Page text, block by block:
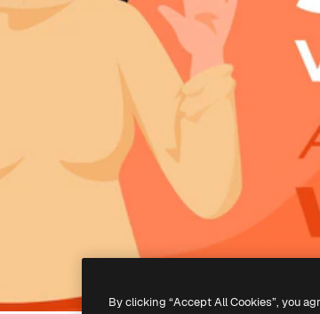
By clicking “Accept All Cookies”, you